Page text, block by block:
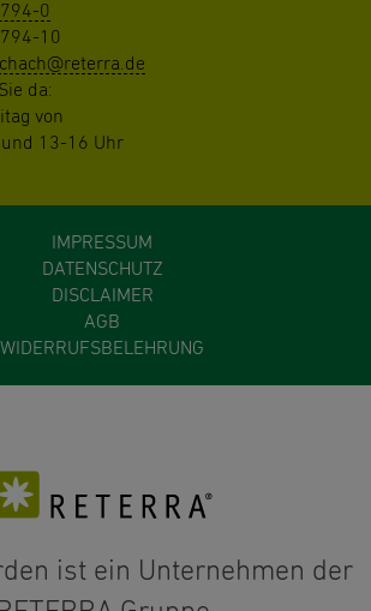
0
10
da:
von
13-16 Uhr
IMPRESSUM
DATENSCHUTZ
DISCLAIMER
AGB
WIDERRUFSBELEHRUNG
ist ein Unternehmen der